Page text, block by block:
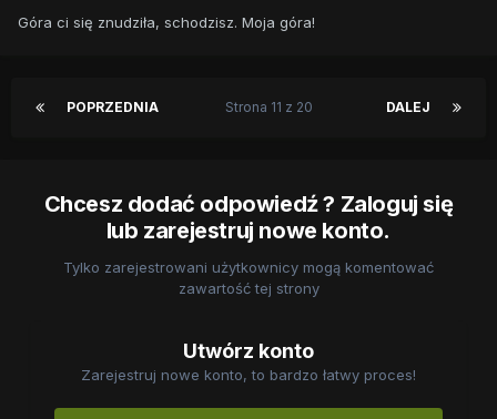
Góra ci się znudziła, schodzisz. Moja góra!
POPRZEDNIA DALEJ
Strona 11 z 20
Chcesz dodać odpowiedź ? Zaloguj się
lub zarejestruj nowe konto.
Tylko zarejestrowani użytkownicy mogą komentować
zawartość tej strony
Utwórz konto
Zarejestruj nowe konto, to bardzo łatwy proces!